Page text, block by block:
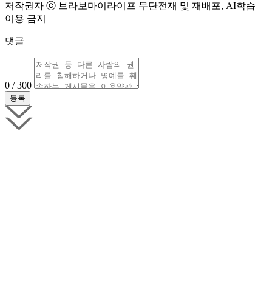
저작권자 ⓒ 브라보마이라이프 무단전재 및 재배포, AI학습
이용 금지
댓글
0 / 300